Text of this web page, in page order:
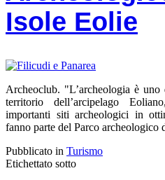
Isole Eolie
Archeoclub. "L’archeologia è
territorio dell’arcipelago
importanti siti archeologici in
fanno parte del Parco archeologico
Pubblicato in Turismo
Etichettato sotto